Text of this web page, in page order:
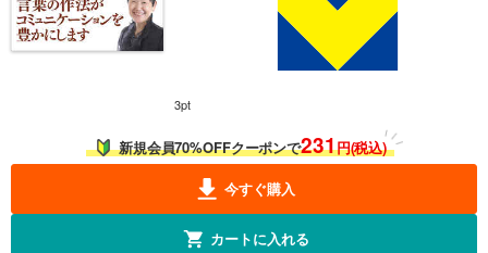
3pt
新規会員70%OFFクーポンで231円(税込)
今すぐ購入
カートに入れる